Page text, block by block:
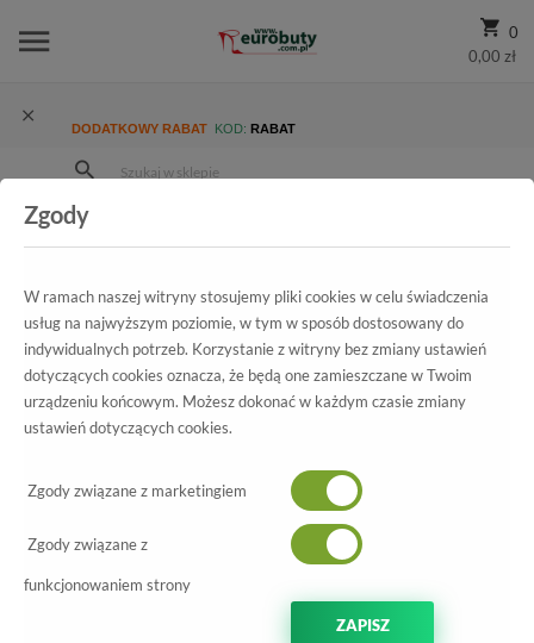
0
0,00 zł
DODATKOWY RABAT KOD: RABAT
Kolekcja męska
Półbuty wizytowe
Wszystkie produkty
palony
Półbuty Duo Men 224/V Słomka palony
Zgody
W ramach naszej witryny stosujemy pliki cookies w celu świadczenia
usług na najwyższym poziomie, w tym w sposób dostosowany do
indywidualnych potrzeb. Korzystanie z witryny bez zmiany ustawień
dotyczących cookies oznacza, że będą one zamieszczane w Twoim
urządzeniu końcowym. Możesz dokonać w każdym czasie zmiany
ustawień dotyczących cookies.
Zgody związane z marketingiem
Zgody związane z
funkcjonowaniem strony
ZAPISZ